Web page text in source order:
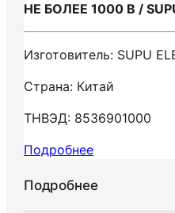
НЕ БОЛЕЕ 1000 В /
Изготовитель: SUPU
Страна: Китай
ТНВЭД: 8536901000
Подробнее
Подробнее